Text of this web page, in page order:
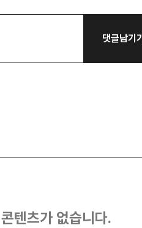
댓글남기기
텐츠가 없습니다.